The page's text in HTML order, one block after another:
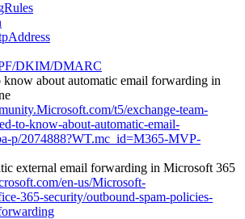
DKIM/DMARC
about automatic email forwarding in
t5/exchange-team-
to-know-about-automatic-email-
p/2074888?WT.mc_id=M365-MVP-
external email forwarding in Microsoft 365
en-us/Microsoft-
365-security/outbound-spam-policies-